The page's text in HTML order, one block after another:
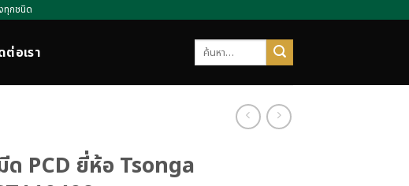
ทุกชนิด
ต่อเรา ค้นหา:
ด PCD ยี่ห้อ Tsonga